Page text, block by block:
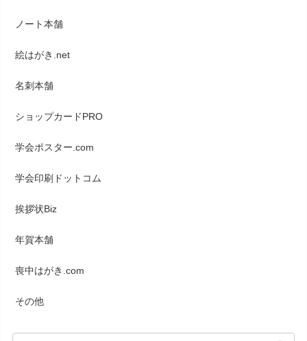
ノート本舗
絵はがき.net
名刺本舗
ショップカードPRO
学会ポスター.com
学会印刷ドットコム
挨拶状Biz
年賀本舗
喪中はがき.com
その他